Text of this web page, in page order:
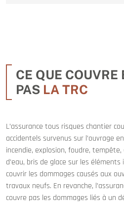
CE QUE COUVRE
PAS LA TRC
L’assurance tous risques chantier
accidentels survenus sur l’ouvrage
incendie, explosion, foudre,
d’eau, bris de glace sur les
couvrir les dommages causés aux
travaux neufs. En revanche,
couvre pas les dommages liés à un